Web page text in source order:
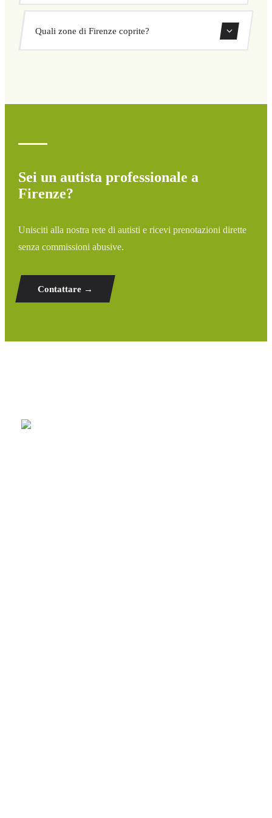
ritorno direttamente dal nostro sistema di prenotazione.
Quali zone di Firenze coprite?
Sei un autista professionale a
Firenze?
Unisciti alla nostra rete di autisti e ricevi prenotazioni dirette
senza commissioni abusive.
Contattare →